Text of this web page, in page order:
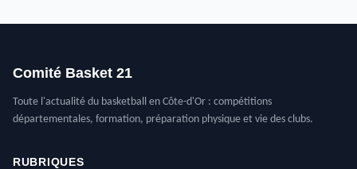
Comité Basket 21
Toute l'actualité du basketball en Côte-d'Or : compétitions
départementales, formation, préparation physique et vie des clubs.
RUBRIQUES